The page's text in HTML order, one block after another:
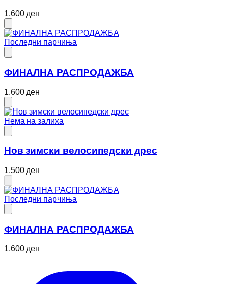
1.600 ден
Последни парчиња
ФИНАЛНА РАСПРОДАЖБА
1.600 ден
Нема на залиха
Нов зимски велосипедски дрес
1.500 ден
Последни парчиња
ФИНАЛНА РАСПРОДАЖБА
1.600 ден